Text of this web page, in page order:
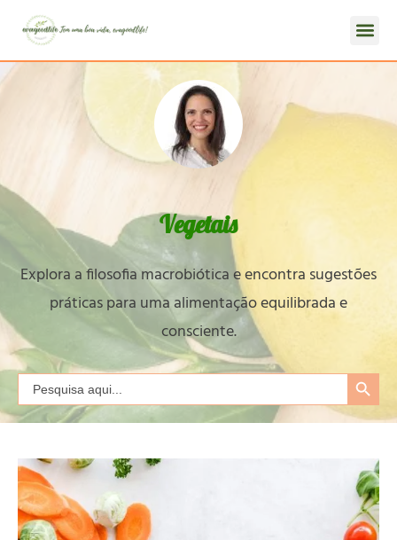
Vegetais
Explora a filosofia macrobiótica e encontra sugestões
práticas para uma alimentação equilibrada e
consciente.
Search
for:
Search Button